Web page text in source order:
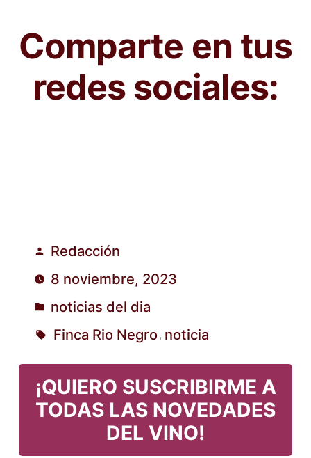
Comparte en tus
redes sociales:
Publicado
por
Redacción
8 noviembre, 2023
Publicado
en
noticias del dia
Finca Rio Negro, noticia
¡QUIERO SUSCRIBIRME A
TODAS LAS NOVEDADES
DEL VINO!